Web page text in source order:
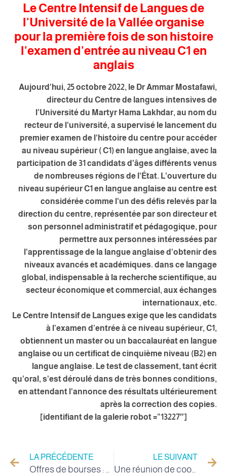
Le Centre Intensif de Langues de
l'Université de la Vallée organise
pour la première fois de son histoire
l'examen d'entrée au niveau C1 en
anglais
Aujourd'hui, 25 octobre 2022, le Dr Ammar Mostafawi,
directeur du Centre de langues intensives de
l'Université du Martyr Hama Lakhdar, au nom du
recteur de l'université, a supervisé le lancement du
premier examen de l'histoire du centre pour accéder
au niveau supérieur ( C1) en langue anglaise, avec la
participation de 31 candidats d'âges différents venus
de nombreuses régions de l'État. L'ouverture du
niveau supérieur C1 en langue anglaise au centre est
considérée comme l'un des défis relevés par la
direction du centre, représentée par son directeur et
son personnel administratif et pédagogique, pour
permettre aux personnes intéressées par
l'apprentissage de la langue anglaise d'obtenir des
niveaux avancés et académiques. dans ce langage
global, indispensable à la recherche scientifique, au
secteur économique et commercial, aux échanges
internationaux, etc.
Le Centre Intensif de Langues exige que les candidats
à l’examen d’entrée à ce niveau supérieur, C1,
obtiennent un master ou un baccalauréat en langue
anglaise ou un certificat de cinquième niveau (B2) en
langue anglaise. Le test de classement, tant écrit
qu'oral, s'est déroulé dans de très bonnes conditions,
en attendant l'annonce des résultats ultérieurement
après la correction des copies.
[identifiant de la galerie robot =”13227″]
LA PRÉCÉDENTE LE SUIVANT
Une réunion de coordination entre la Cellule Centrale Médias et Communication et les cellules de communication des facultés de l'Université de la Vallée